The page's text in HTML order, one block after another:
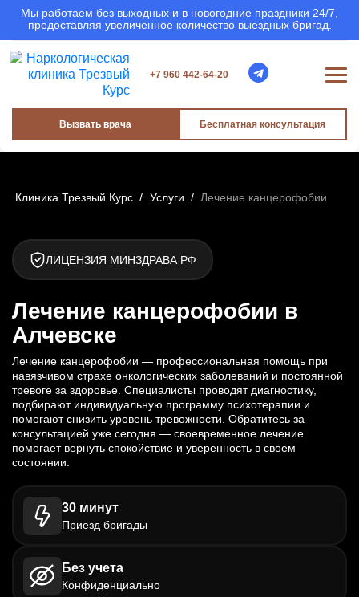
Мы работаем без выходных и в новогодние праздники 24/7,
предоставляя увеличенное количество выездных бригад.
+7 960 442-64-20
Вызвать врача Бесплатная консультация
Клиника Трезвый Курс / Услуги / Лечение канцерофобии
ЛИЦЕНЗИЯ МИНЗДРАВА РФ
Лечение канцерофобии в
Алчевске
Лечение канцерофобии — профессиональная помощь при
навязчивом страхе онкологических заболеваний и постоянной
тревоге за здоровье. Специалисты проводят диагностику,
подбирают индивидуальную программу психотерапии и
помогают снизить уровень тревожности. Обратитесь за
консультацией уже сегодня — своевременное лечение
помогает вернуть спокойствие и уверенность в своем
состоянии.
30 минут
Приезд бригады
Без учета
Конфиденциально